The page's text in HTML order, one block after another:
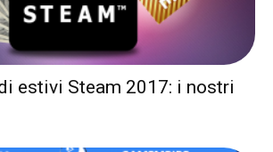
estivi Steam 2017: i nostri